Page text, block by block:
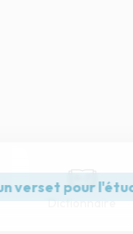
Dictionnaire